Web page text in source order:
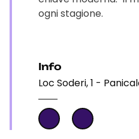
ogni stagione.
Info
Loc Soderi, 1 -